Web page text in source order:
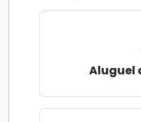
Aluguel